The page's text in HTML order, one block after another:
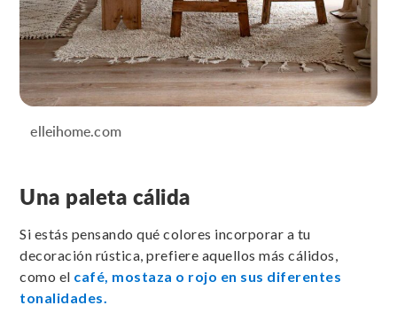
elleihome.com
Una paleta cálida
Si estás pensando qué colores incorporar a tu
decoración rústica, prefiere aquellos más cálidos,
como el café, mostaza o rojo en sus diferentes
tonalidades.